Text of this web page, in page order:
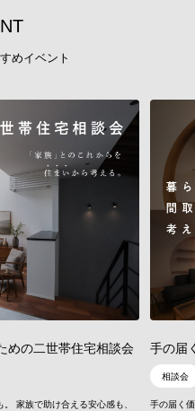
NT
めイベント
めの二世帯住宅相談会
家族で助け合える安心感も、
手の届
相談会
手の届く